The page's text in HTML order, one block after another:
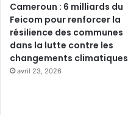
Cameroun : 6 milliards du
Feicom pour renforcer la
résilience des communes
dans la lutte contre les
changements climatiques
avril 23, 2026